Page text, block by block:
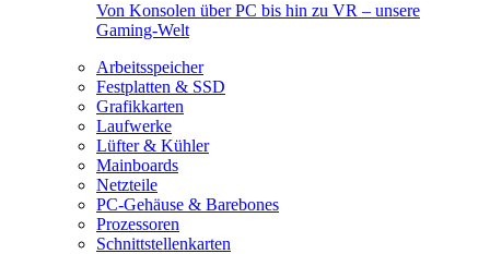
Von Konsolen über PC bis hin zu VR – unsere
Gaming-Welt
Arbeitsspeicher
Festplatten & SSD
Grafikkarten
Laufwerke
Lüfter & Kühler
Mainboards
Netzteile
PC-Gehäuse & Barebones
Prozessoren
Schnittstellenkarten